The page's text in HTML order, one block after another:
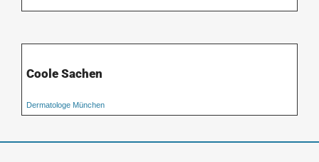
Coole Sachen
Dermatologe München